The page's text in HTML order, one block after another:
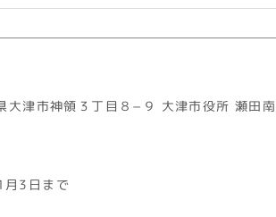
津市神領３丁目８−９ 大津市役所 瀬田
3日まで